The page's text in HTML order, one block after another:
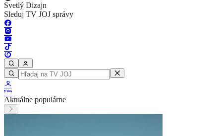
Svetlý Dizajn
Sleduj TV JOJ správy
Aktuálne populárne